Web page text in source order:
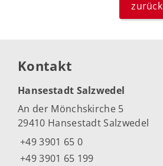
zurück
Kontakt
Hansestadt Salzwedel
An der Mönchskirche 5
29410 Hansestadt Salzwedel
+49 3901 65 0
+49 3901 65 199